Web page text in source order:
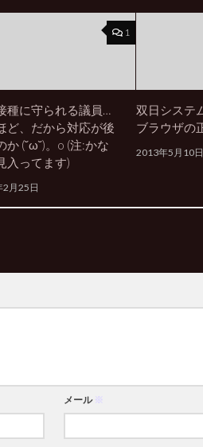
1
種に守られる議員…
ど、だから対応が後
か (˘ω˘)。o (注:かな
入ってます)
2月25日
双日システ
ブラウザの
2013年5月10日
メール ※